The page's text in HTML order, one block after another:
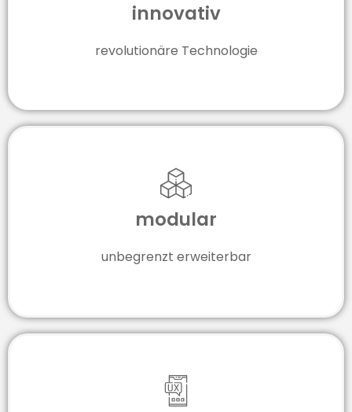
innovativ
revolutionäre Technologie
modular
unbegrenzt erweiterbar